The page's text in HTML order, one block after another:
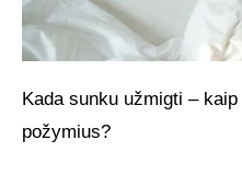
Kada sunku užmigti –
požymius?